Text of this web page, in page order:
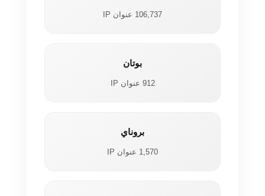
106,737 عنوان IP
بوتان
912 عنوان IP
بروناي
1,570 عنوان IP